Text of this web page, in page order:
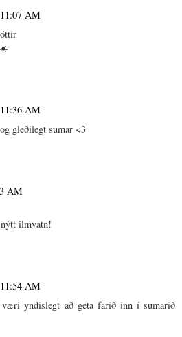
AM
AM
gleðilegt sumar <3
AM
ilmvatn!
AM
væri yndislegt að geta farið inn í sumarið